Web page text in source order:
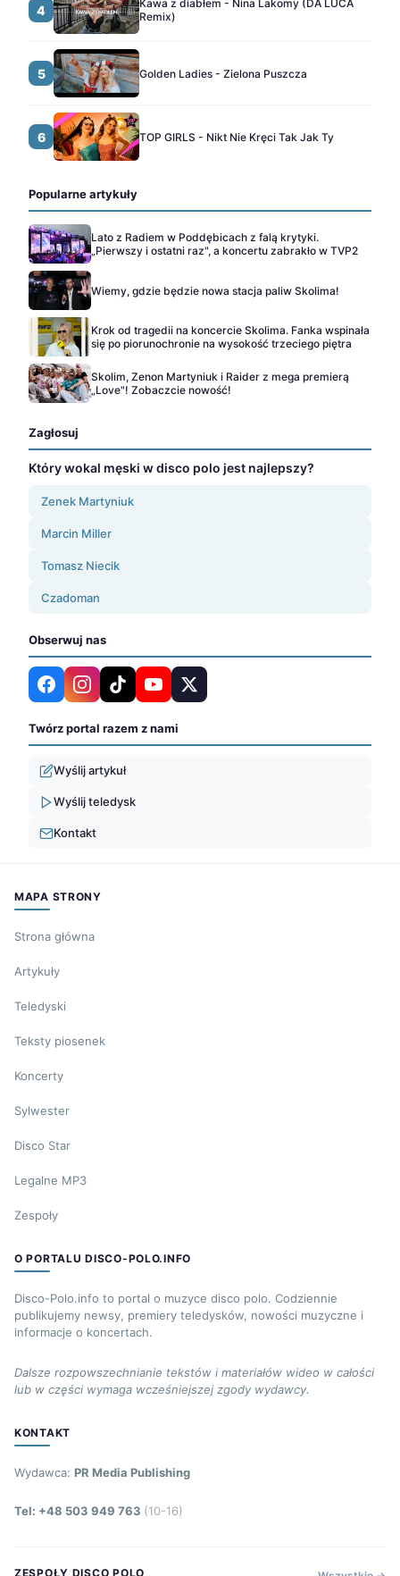
4
Kawa z diabłem - Nina Lakomy (DA LUCA
Remix)
5 Golden Ladies - Zielona Puszcza
6 TOP GIRLS - Nikt Nie Kręci Tak Jak Ty
Popularne artykuły
Lato z Radiem w Poddębicach z falą krytyki.
„Pierwszy i ostatni raz", a koncertu zabrakło w TVP2
Wiemy, gdzie będzie nowa stacja paliw Skolima!
Krok od tragedii na koncercie Skolima. Fanka wspinała
się po piorunochronie na wysokość trzeciego piętra
Skolim, Zenon Martyniuk i Raider z mega premierą
„Love"! Zobaczcie nowość!
Zagłosuj
Który wokal męski w disco polo jest najlepszy?
Zenek Martyniuk
Marcin Miller
Tomasz Niecik
Czadoman
Obserwuj nas
Twórz portal razem z nami
Wyślij artykuł
Wyślij teledysk
Kontakt
MAPA STRONY
Strona główna
Artykuły
Teledyski
Teksty piosenek
Koncerty
Sylwester
Disco Star
Legalne MP3
Zespoły
O PORTALU DISCO-POLO.INFO
Disco-Polo.info to portal o muzyce disco polo. Codziennie
publikujemy newsy, premiery teledysków, nowości muzyczne i
informacje o koncertach.
Dalsze rozpowszechnianie tekstów i materiałów wideo w całości
lub w części wymaga wcześniejszej zgody wydawcy.
KONTAKT
Wydawca: PR Media Publishing
Tel: +48 503 949 763 (10-16)
ZESPOŁY DISCO POLO